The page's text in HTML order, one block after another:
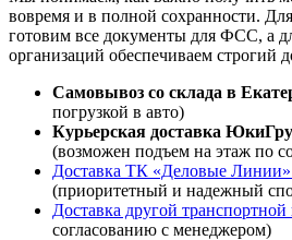
вовремя и в полной сохранности.
готовим все документы для ФСС, а
организаций обеспечиваем строгий
Самовывоз со склада в
погрузкой в авто)
Курьерская доставка
(возможен подъем на этаж по
Доставка ТК «Деловые Линии»
(приоритетный и надежный
Доставка другой
согласованию с менеджером)